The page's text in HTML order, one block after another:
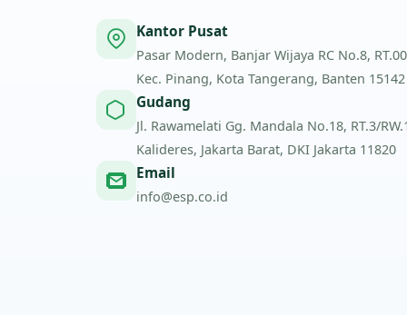
Kantor Pusat
Pasar Modern, Banjar Wijaya RC No.8,
Kec. Pinang, Kota Tangerang, Banten 15142
Gudang
Jl. Rawamelati Gg. Mandala No.18, RT.3/
Kalideres, Jakarta Barat, DKI Jakarta 11820
Email
info@esp.co.id